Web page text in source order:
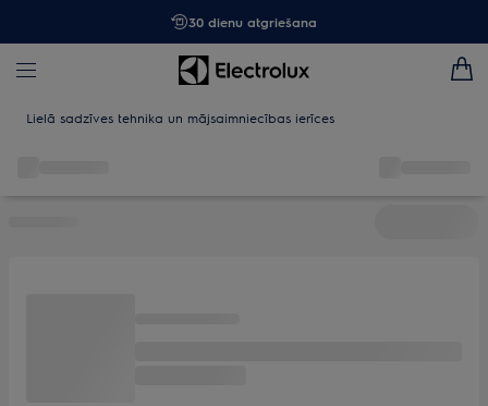
30 dienu atgriešana
Lielā sadzīves tehnika un mājsaimniecības ierīces